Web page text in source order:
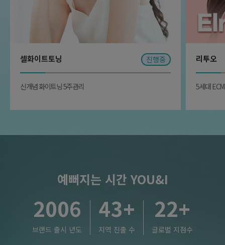
셀화이트토닝 진행중
신개념 화이트닝 5주관리
리투오
5세대
예뻐지는 시간 YOU&I
2006
브랜드 출시 년도
43+
지역 진출 수
22+
글로벌 지점수